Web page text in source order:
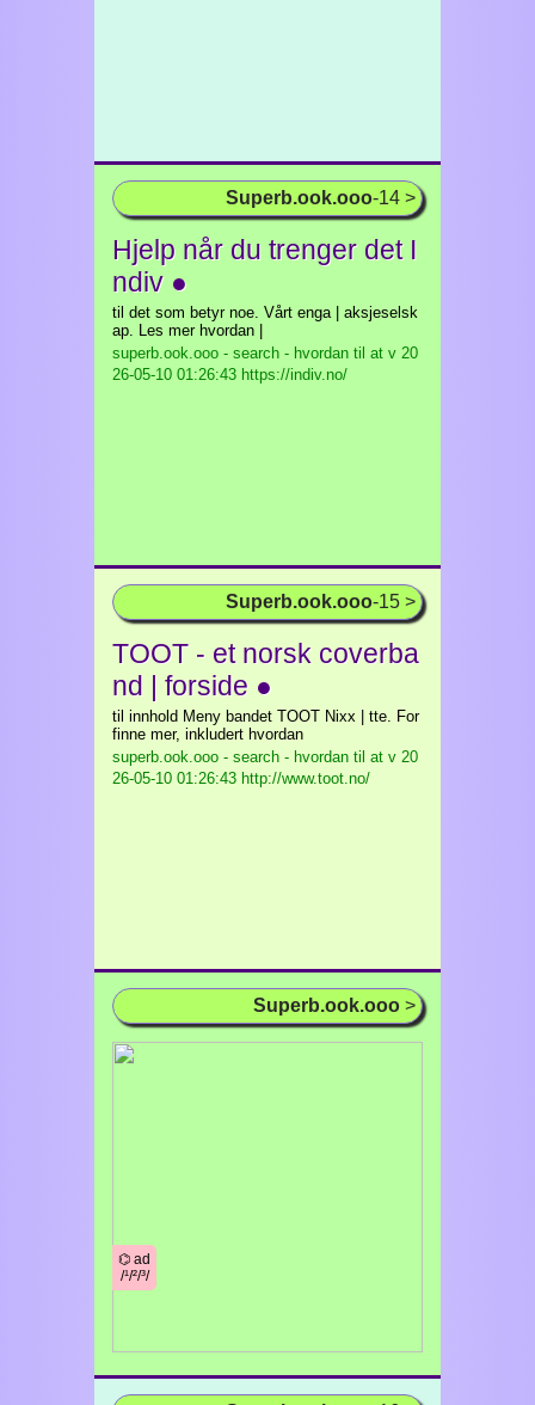
Superb.ook.ooo-14 >
Hjelp når du trenger det I
ndiv ●
til det som betyr noe. Vårt enga | aksjeselsk
ap. Les mer hvordan |
superb.ook.ooo - search - hvordan til at v 20
26-05-10 01:26:43 https://indiv.no/
Superb.ook.ooo-15 >
TOOT - et norsk coverba
nd | forside ●
til innhold Meny bandet TOOT Nixx | tte. For
finne mer, inkludert hvordan
superb.ook.ooo - search - hvordan til at v 20
26-05-10 01:26:43 http://www.toot.no/
Superb.ook.ooo >
⌬ ad
/¹/²/³/